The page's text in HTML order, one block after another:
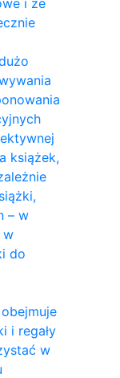
książek,
– w
w
do
i regały
w